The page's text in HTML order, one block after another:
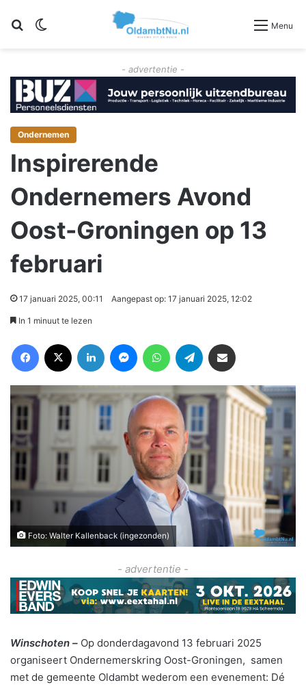
Zoeken Menu
- advertentie -
Ondernemen
Inspirerende
Ondernemers Avond
Oost-Groningen op 13
februari
17 januari 2025, 00:11 Aangepast op: 17 januari 2025, 12:02
In 1 minuut te lezen
Foto: Walter Kallenback (ingezonden)
- advertentie -
Winschoten – Op donderdagavond 13 februari 2025
organiseert Ondernemerskring Oost-Groningen, samen
met de gemeente Oldambt wederom een evenement: Dé